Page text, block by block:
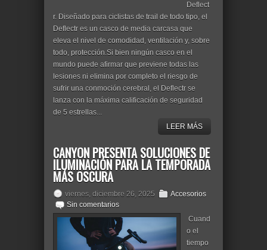
Deflect
r. Diseñado para ciclistas de trail de todo tipo, el
Deflectr es un casco de media carcasa que
eleva el nivel de comodidad, ventilación y, sobre
todo, protección.Si bien ningún casco en el
mundo puede afirmar que previene todas las
lesiones ni elimina por completo el riesgo de
sufrir una conmoción cerebral, el Deflectr se
lanza con la máxima calificación de seguridad
de 5 estrellas...
LEER MÁS
CANYON PRESENTA SOLUCIONES DE
ILUMINACIÓN PARA LA TEMPORADA
MÁS OSCURA
viernes, diciembre 26, 2025
Accesorios
Sin comentarios
Cuand
o el
tiempo